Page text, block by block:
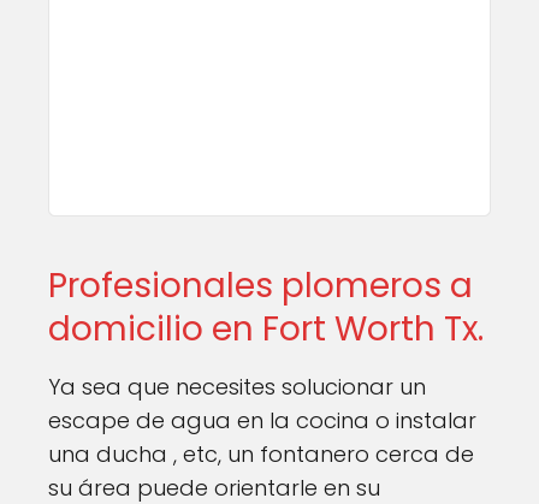
Profesionales plomeros a
domicilio en Fort Worth Tx.
Ya sea que necesites solucionar un
escape de agua en la cocina o instalar
una ducha , etc, un fontanero cerca de
su área puede orientarle en su